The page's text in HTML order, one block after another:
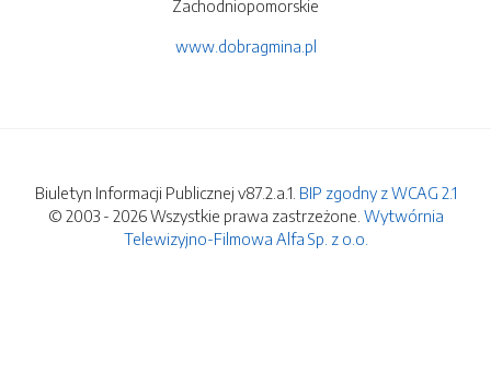
Zachodniopomorskie
www.dobragmina.pl
Biuletyn Informacji Publicznej v87.2.a.1. BIP zgodny z WCAG 2.1
© 2003 - 2026 Wszystkie prawa zastrzeżone. Wytwórnia
Telewizyjno-Filmowa Alfa Sp. z o.o.